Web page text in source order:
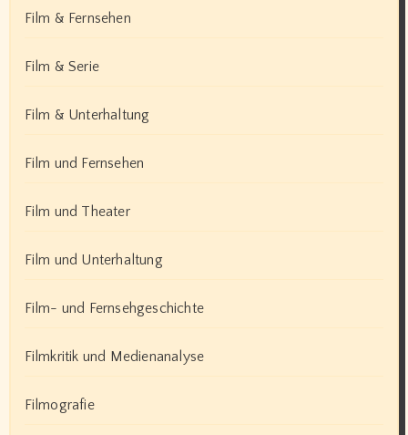
Film & Fernsehen
Film & Serie
Film & Unterhaltung
Film und Fernsehen
Film und Theater
Film und Unterhaltung
Film- und Fernsehgeschichte
Filmkritik und Medienanalyse
Filmografie